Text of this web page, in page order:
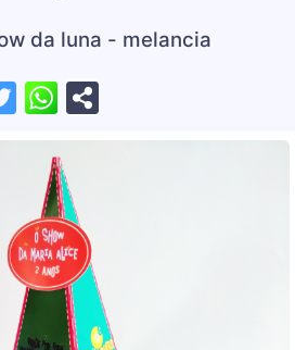
da luna - melancia